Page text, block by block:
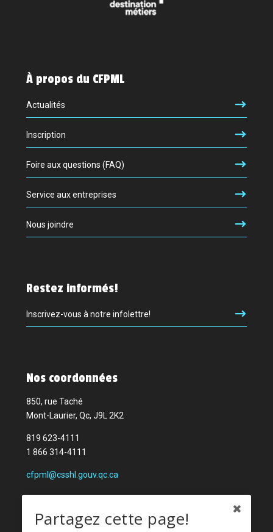
À propos du CFPML
Actualités
Inscription
Foire aux questions (FAQ)
Service aux entreprises
Nous joindre
Restez informés!
Inscrivez-vous à notre infolettre!
Nos coordonnées
850, rue Taché
Mont-Laurier, Qc, J9L 2K2
819 623-4111
1 866 314-4111
cfpml@csshl.gouv.qc.ca
Partagez cette page!